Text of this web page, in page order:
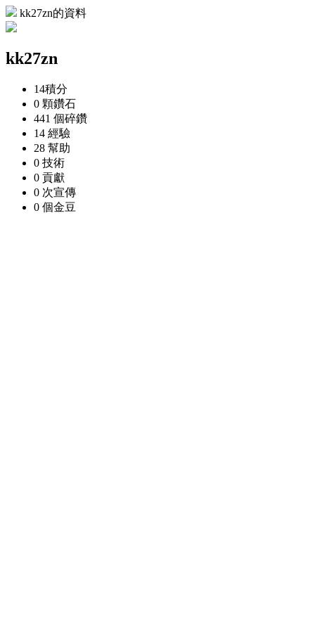
kk27zn的資料
kk27zn
14積分
0 顆鑽石
441 個碎鑽
14 經驗
28 幫助
0 技術
0 貢獻
0 次宣傳
0 個金豆